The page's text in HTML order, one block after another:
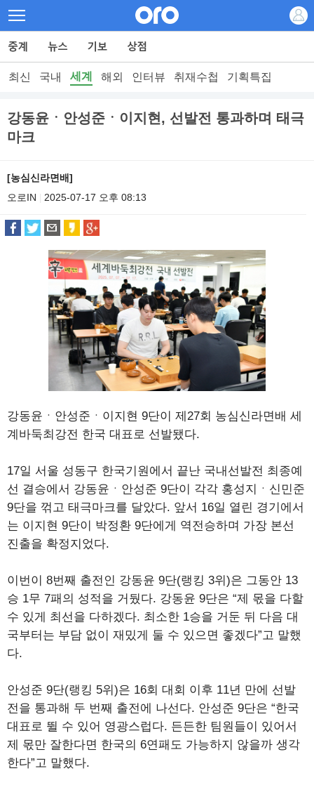
최신 국내 세계 해외 인터뷰 취재수첩 기획특집
강동윤ㆍ안성준ㆍ이지현, 선발전 통과하며 태극
마크
[농심신라면배]
오로IN
2025-07-17 오후 08:13
강동윤ㆍ안성준ㆍ이지현 9단이 제27회 농심신라면배 세
계바둑최강전 한국 대표로 선발됐다.
17일 서울 성동구 한국기원에서 끝난 국내선발전 최종예
선 결승에서 강동윤ㆍ안성준 9단이 각각 홍성지ㆍ신민준
9단을 꺾고 태극마크를 달았다. 앞서 16일 열린 경기에서
는 이지현 9단이 박정환 9단에게 역전승하며 가장 본선
진출을 확정지었다.
이번이 8번째 출전인 강동윤 9단(랭킹 3위)은 그동안 13
승 1무 7패의 성적을 거뒀다. 강동윤 9단은 “제 몫을 다할
수 있게 최선을 다하겠다. 최소한 1승을 거둔 뒤 다음 대
국부터는 부담 없이 재밌게 둘 수 있으면 좋겠다”고 말했
다.
안성준 9단(랭킹 5위)은 16회 대회 이후 11년 만에 선발
전을 통과해 두 번째 출전에 나선다. 안성준 9단은 “한국
대표로 뛸 수 있어 영광스럽다. 든든한 팀원들이 있어서
제 몫만 잘한다면 한국의 6연패도 가능하지 않을까 생각
한다”고 말했다.